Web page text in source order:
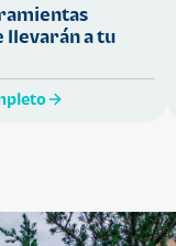
llevarán a tu